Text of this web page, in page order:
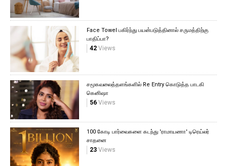
Face Towel பகிர்ந்து பயன்படுத்தினால் சருமத்திற்கு
பாதிப்பா?
42Views
சமூகவலைத்தளங்களில் Re Entry கொடுத்த பாடகி
கெனிஷா
56Views
100 கோடி பார்வைகளை கடந்து 'ராமாயணா' டிரெய்லர்
சாதனை
23Views